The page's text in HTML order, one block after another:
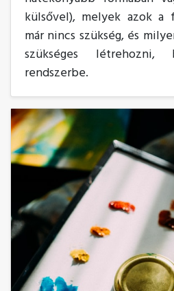
külsővel), melyek azok a
már nincs szükség, és
szükséges
rendszerbe.